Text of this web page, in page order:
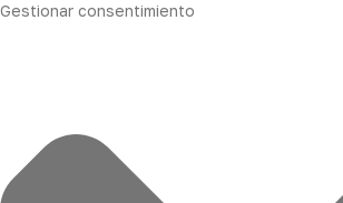
Gestionar consentimiento